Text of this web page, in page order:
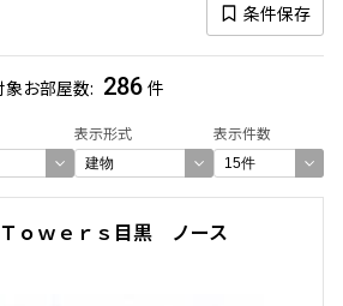
条件保存
象お部屋数 286 件
表示形式 表示件数
選び方を変更する
ｏｗｅｒｓ目黒 ノース